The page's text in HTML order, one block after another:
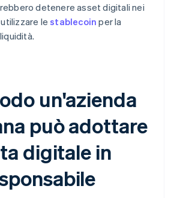
detenere asset digitali nei
lestablecoin per la
un'azienda
può adottare
digitale in